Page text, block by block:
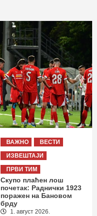
ВАЖНО
ВЕСТИ
ИЗВЕШТАЈИ
ПРВИ ТИМ
Скупо плаћен лош
почетак: Раднички 1923
поражен на Бановом
брду
1. август 2026.